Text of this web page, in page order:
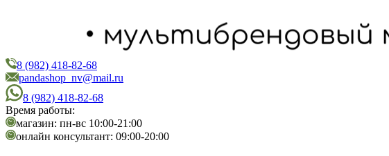
PandaShop
Интернет-магазин косметики
8 (982) 418-82-68
pandashop_nv@mail.ru
8 (982) 418-82-68
Время работы:
магазин: пн-вс 10:00-21:00
онлайн консультант: 09:00-20:00